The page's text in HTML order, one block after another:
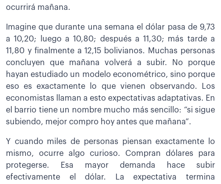
ocurrirá mañana.
Imagine que durante una semana el dólar pasa de 9,73
a 10,20; luego a 10,80; después a 11,30; más tarde a
11,80 y finalmente a 12,15 bolivianos. Muchas personas
concluyen que mañana volverá a subir. No porque
hayan estudiado un modelo econométrico, sino porque
eso es exactamente lo que vienen observando. Los
economistas llaman a esto expectativas adaptativas. En
el barrio tiene un nombre mucho más sencillo: “si sigue
subiendo, mejor compro hoy antes que mañana”.
Y cuando miles de personas piensan exactamente lo
mismo, ocurre algo curioso. Compran dólares para
protegerse. Esa mayor demanda hace subir
efectivamente el dólar. La expectativa termina